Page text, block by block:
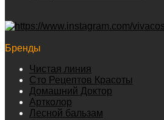
Бренды
Чистая линия
Сто Рецептов Красоты
Домашний Доктор
Артколор
Лесной бальзам